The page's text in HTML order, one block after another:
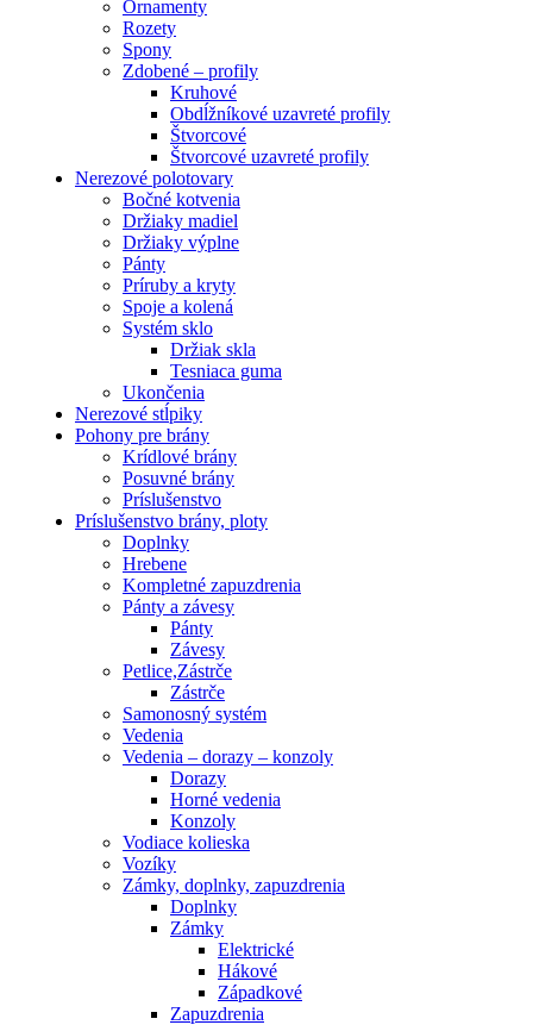
Ornamenty
Rozety
Spony
Zdobené – profily
Kruhové
Obdĺžníkové uzavreté profily
Štvorcové
Štvorcové uzavreté profily
Nerezové polotovary
Bočné kotvenia
Držiaky madiel
Držiaky výplne
Pánty
Príruby a kryty
Spoje a kolená
Systém sklo
Držiak skla
Tesniaca guma
Ukončenia
Nerezové stĺpiky
Pohony pre brány
Krídlové brány
Posuvné brány
Príslušenstvo
Príslušenstvo brány, ploty
Doplnky
Hrebene
Kompletné zapuzdrenia
Pánty a závesy
Pánty
Závesy
Petlice,Zástrče
Zástrče
Samonosný systém
Vedenia
Vedenia – dorazy – konzoly
Dorazy
Horné vedenia
Konzoly
Vodiace kolieska
Vozíky
Zámky, doplnky, zapuzdrenia
Doplnky
Zámky
Elektrické
Hákové
Západkové
Zapuzdrenia